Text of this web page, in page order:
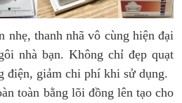
nhẹ, thanh nhã vô cùng hiện đại
nhà bạn. Không chỉ đẹp quạt
điện, giảm chi phí khi sử dụng.
toàn bằng lõi đồng lên tạo cho